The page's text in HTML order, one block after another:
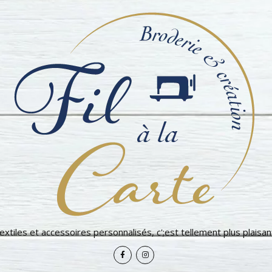
et accessoires personnalisés, c';est tellement plus